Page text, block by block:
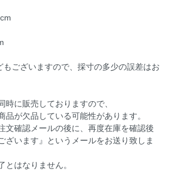
もございますので、採寸の多少の誤差はお
に販売しておりますので、
品が欠品している可能性があります。
文確認メールの後に、再度在庫を確認後
ざいます』というメールをお送り致しま
とはなりません。